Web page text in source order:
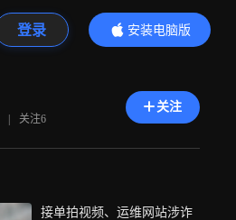
登录
安装电脑版
内容更精彩
| 关注6
关注
接单拍视频、运维网站涉诈